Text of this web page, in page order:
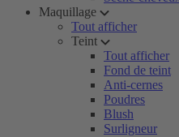
Maquillage
Tout afficher
Teint
Tout afficher
Fond de teint
Anti-cernes
Poudres
Blush
Surligneur